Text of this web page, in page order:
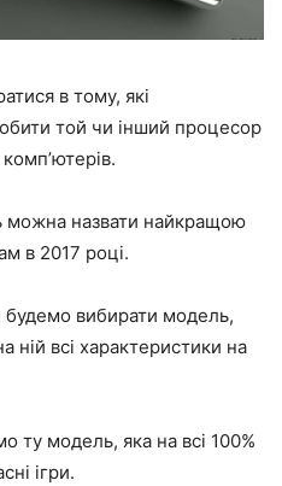
в тому, які
той чи інший процесор
можна назвати найкращою
в 2017 році.
вибирати модель,
ній всі характеристики на
ту модель, яка на всі 100%
ігри.